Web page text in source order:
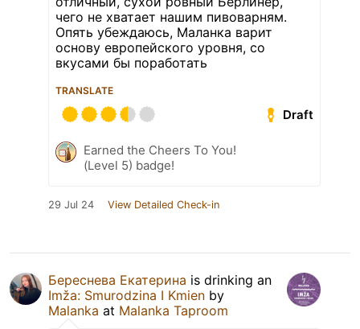
чего не хватает нашим пивоварням.
Опять убеждаюсь, Маланка варит
основу европейского уровня, со
вкусами бы поработать
TRANSLATE
Draft
Earned the Cheers To You!
(Level 5) badge!
29 Jul 24 View Detailed Check-in
Береснева Екатерина is drinking an
Imža: Smurodzina I Kmien by
Malanka at Malanka Taproom